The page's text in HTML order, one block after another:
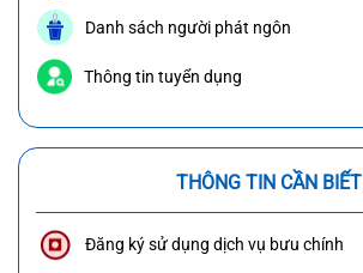
Danh sách người phát ngôn
Thông tin tuyển dụng
THÔNG TIN CẦN BIẾT
Đăng ký sử dụng dịch vụ bưu chính